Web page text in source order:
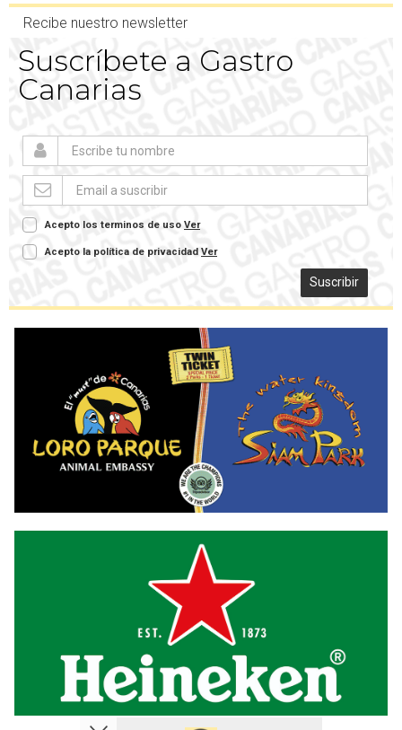
Recibe nuestro newsletter
Suscríbete a Gastro
Canarias
Acepto los terminos de uso Ver
Acepto la política de privacidad Ver
Suscribir